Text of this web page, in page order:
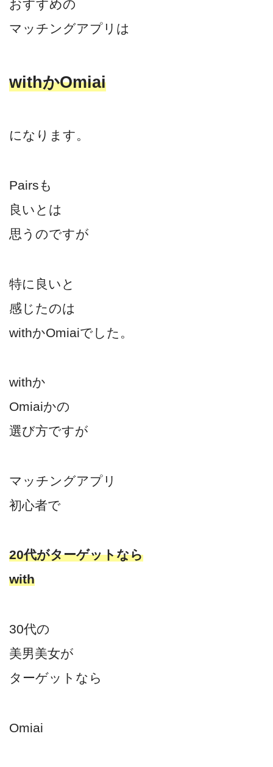
おすすめの
マッチングアプリは
withかOmiai
になります。
Pairsも
良いとは
思うのですが
特に良いと
感じたのは
withかOmiaiでした。
withか
Omiaiかの
選び方ですが
マッチングアプリ
初心者で
20代がターゲットなら
with
30代の
美男美女が
ターゲットなら
Omiai